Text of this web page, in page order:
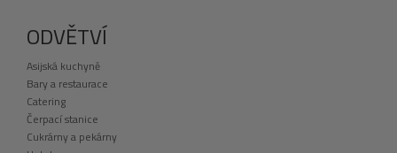
ODVĚTVÍ
Asijská kuchyně
Bary a restaurace
Catering
Čerpací stanice
Cukrárny a pekárny